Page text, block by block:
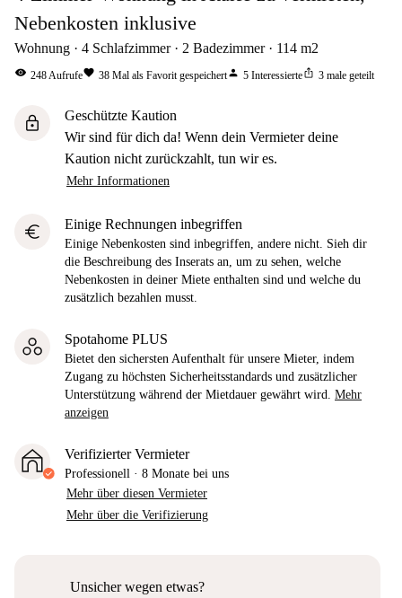
Nebenkosten inklusive
Wohnung 4 Schlafzimmer 2 Badezimmer 114 m2
visibility 248Aufrufefavorite 38 Mal als Favorit gespeichertperson 5 Interessierteios_share 3 male geteilt
lock
Geschützte Kaution
Wir sind für dich da! Wenn dein Vermieter deine
Kaution nicht zurückzahlt, tun wir es.
Mehr Informationen
euro Einige Rechnungen inbegriffen
Einige Nebenkosten sind inbegriffen, andere nicht. Sieh dir
die Beschreibung des Inserats an, um zu sehen, welche
Nebenkosten in deiner Miete enthalten sind und welche du
zusätzlich bezahlen musst.
Spotahome PLUS
Bietet den sichersten Aufenthalt für unsere Mieter, indem
Zugang zu höchsten Sicherheitsstandards und zusätzlicher
Unterstützung während der Mietdauer gewährt wird. Mehr
anzeigen
Verifizierter Vermieter
Professionell · 8 Monate bei uns
Mehr über diesen Vermieter
Mehr über die Verifizierung
Unsicher wegen etwas?